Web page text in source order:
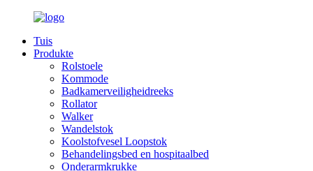
Tuis
Produkte
Rolstoele
Kommode
Badkamerveiligheidreeks
Rollator
Walker
Wandelstok
Koolstofvesel Loopstok
Behandelingsbed en hospitaalbed
Onderarmkrukke